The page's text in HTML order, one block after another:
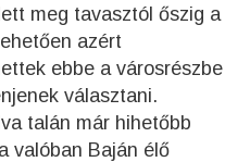
meg tavasztól őszig a
azért
ebbe a városrészbe
választani.
talán már hihetőbb
valóban Baján élő